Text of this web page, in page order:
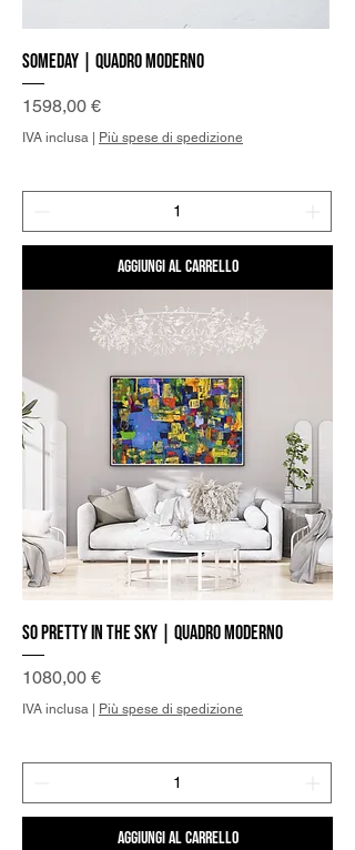
Someday | Quadro Moderno
Prezzo
1598,00 €
IVA inclusa Più spese di spedizione
Aggiungi al carrello
So pretty in the sky | Quadro Moderno
Prezzo
1080,00 €
IVA inclusa Più spese di spedizione
Aggiungi al carrello